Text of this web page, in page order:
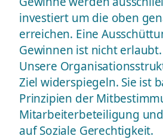
investiert um die oben
erreichen. Eine
Gewinnen ist nicht erlaubt.
Unsere
Ziel widerspiegeln. Sie ist
Prinzipien der
Mitarbeiterbeteiligung
auf Soziale Gerechtigkeit.